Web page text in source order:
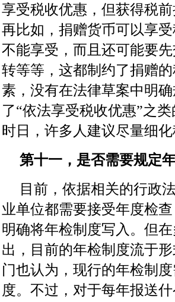
享受税收优惠，但获得税
再比如，捐赠货币可以享
不能享受，而且还可能要
转等等，这都制约了捐赠
素，没有在法律草案中明
了“依法享受税收优惠”之
时日，许多人建议尽量细
第十一，是否需要规定年
目前，依据相关的行政
业单位都需要接受年度检
明确将年检制度写入。但
出，目前的年检制度流于
门也认为，现行的年检制
度。不过，对于每年报送